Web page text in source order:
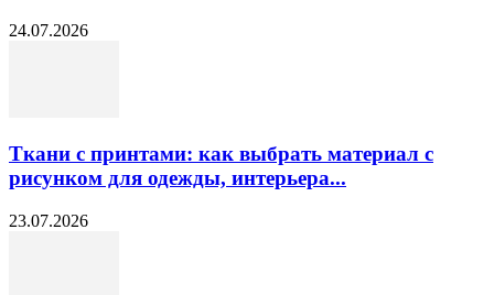
24.07.2026
Ткани с принтами: как выбрать материал с
рисунком для одежды, интерьера...
23.07.2026